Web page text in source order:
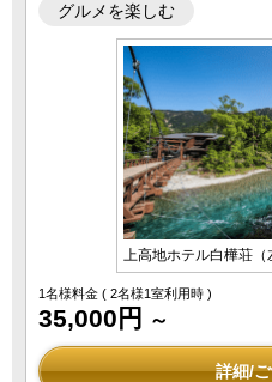
グルメを楽しむ
上高地ホテル白樺荘
1名様料金 ( 2名様1室利用時 )
35,000円 ～
詳細/